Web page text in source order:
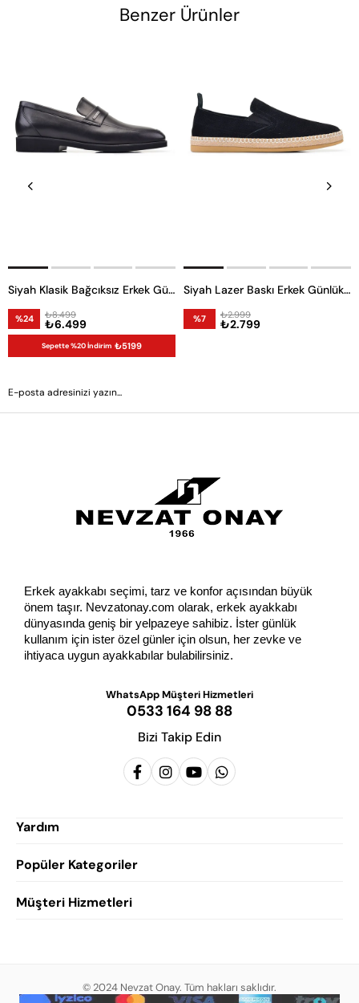
Benzer Ürünler
Siyah Klasik Bağcıksız Erkek Günlük Ayakkabı
%24 ₺6.499
₺8.499
Sepette %20 İndirim ₺5199
Siyah Lazer Baskı Erkek Günlük Ayakkabı
%7 ₺2.799
₺2.999
Erkek ayakkabı seçimi, tarz ve konfor açısından büyük
önem taşır. Nevzatonay.com olarak, erkek ayakkabı
dünyasında geniş bir yelpazeye sahibiz. İster günlük
kullanım için ister özel günler için olsun, her zevke ve
ihtiyaca uygun ayakkabılar bulabilirsiniz.
WhatsApp Müşteri Hizmetleri
0533 164 98 88
Bizi Takip Edin
Yardım
Hakkımızda
Popüler Kategoriler
Erkek Klasik Ayakkabı
Erkek Günlük Ayakkabı
Müşteri Hizmetleri
Mesafeli Satış Sözleşmesi
© 2024 Nevzat Onay. Tüm hakları saklıdır.